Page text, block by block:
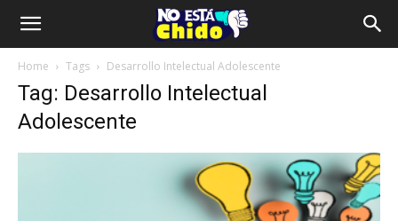
Home Tags Desarrollo Intelectual Adolescente
Tag: Desarrollo Intelectual
Adolescente